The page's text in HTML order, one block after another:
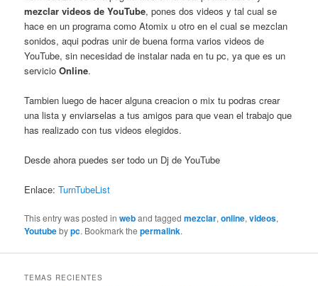
mezclar videos de YouTube, pones dos videos y tal cual se
hace en un programa como Atomix u otro en el cual se mezclan
sonidos, aqui podras unir de buena forma varios videos de
YouTube, sin necesidad de instalar nada en tu pc, ya que es un
servicioOnline.
Tambien luego de hacer alguna creacion o mix tu podras crear
una lista y enviarselas a tus amigos para que vean el trabajo que
has realizado con tus videos elegidos.
Desde ahora puedes ser todo un Dj de YouTube
Enlace:TurnTubeList
This entry was posted inweband taggedmezclar,online,videos,
Youtubebypc. Bookmark thepermalink.
TEMAS RECIENTES